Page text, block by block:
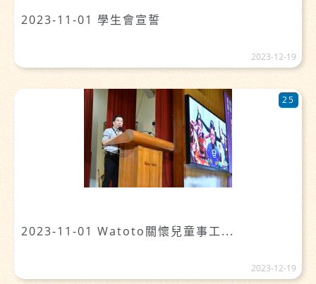
2023-11-01 學生會宣誓
2023-12-19
2023-11-01 Watoto關懷兒童事工...
25
2023-12-19